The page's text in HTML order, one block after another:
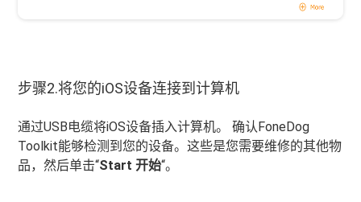
步骤2.将您的iOS设备连接到计算机
通过USB电缆将iOS设备插入计算机。 确认FoneDog
Toolkit能够检测到您的设备。这些是您需要维修的其他物
品，然后单击“Start 开始“。